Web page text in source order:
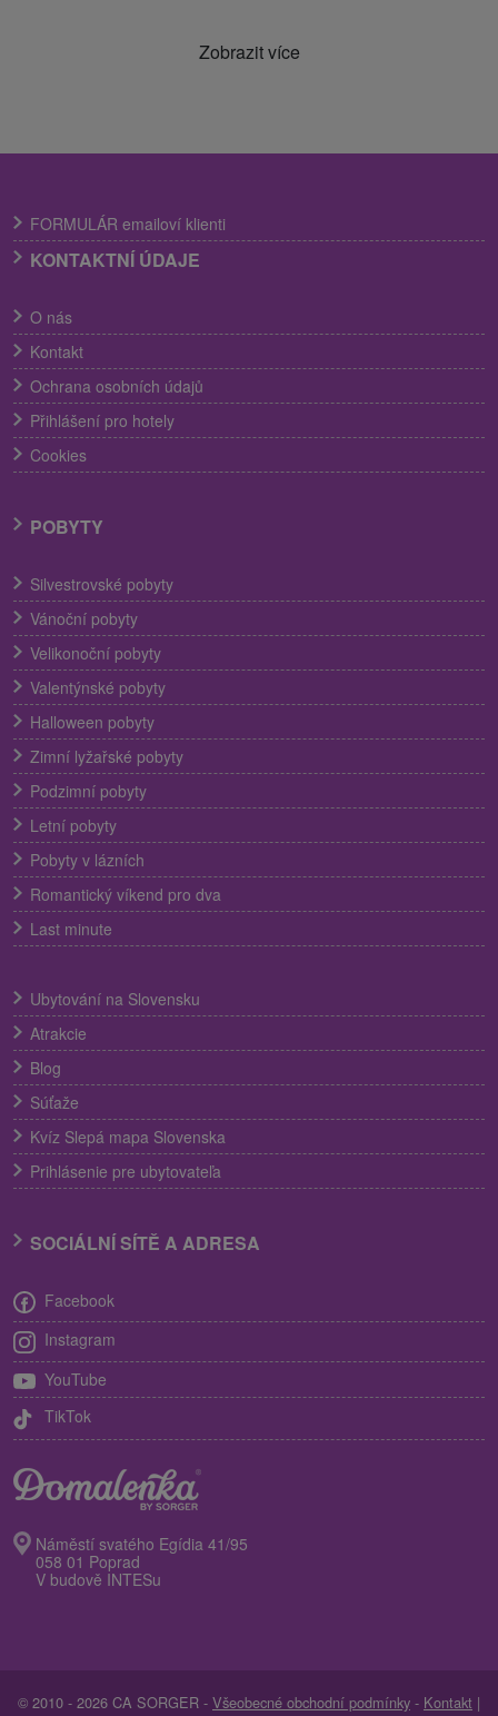
Zobrazit více
FORMULÁR emailoví klienti
KONTAKTNÍ ÚDAJE
O nás
Kontakt
Ochrana osobních údajů
Přihlášení pro hotely
Cookies
POBYTY
Silvestrovské pobyty
Vánoční pobyty
Velikonoční pobyty
Valentýnské pobyty
Halloween pobyty
Zimní lyžařské pobyty
Podzimní pobyty
Letní pobyty
Pobyty v lázních
Romantický víkend pro dva
Last minute
Ubytování na Slovensku
Atrakcie
Blog
Súťaže
Kvíz Slepá mapa Slovenska
Prihlásenie pre ubytovateľa
SOCIÁLNÍ SÍTĚ A ADRESA
Facebook
Instagram
YouTube
TikTok
Náměstí svatého Egídia 41/95
058 01 Poprad
V budově INTESu
© 2010 - 2026 CA SORGER - Všeobecné obchodní podmínky - Kontakt |